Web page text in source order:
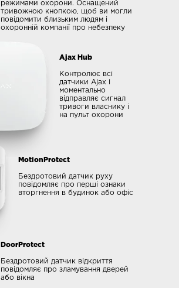
режимами охорони. Оснащений
тривожною кнопкою, щоб ви могли
повідомити близьким людям і
охоронній компанії про небезпеку
Ajax Hub
Контролює всі
датчики Ajax і
моментально
відправляє сигнал
тривоги власнику і
на пульт охорони
MotionProtect
Бездротовий датчик руху
повідомляє про перші ознаки
вторгнення в будинок або офіс
DoorProtect
Бездротовий датчик відкриття
повідомляє про зламування дверей
або вікна